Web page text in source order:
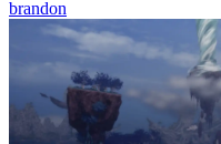
brandon